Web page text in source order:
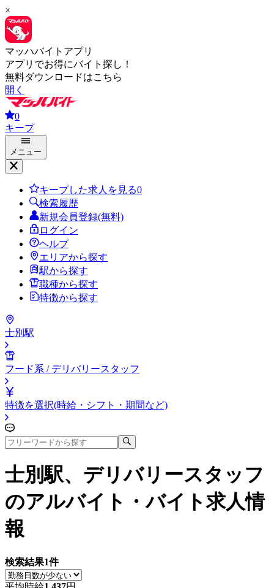
×
マッハバイトアプリ
アプリでお得にバイト探し！
無料ダウンロードはこちら
開く
0
キープ
メニュー
キープした求人を見る0
検索履歴
新規会員登録(無料)
ログイン
ヘルプ
エリアから探す
駅から探す
職種から探す
特徴から探す
士別駅
フード系 / デリバリースタッフ
特徴を選択(時給・シフト・期間など)
士別駅、デリバリースタッフ
のアルバイト・バイト求人情
報
検索結果1件